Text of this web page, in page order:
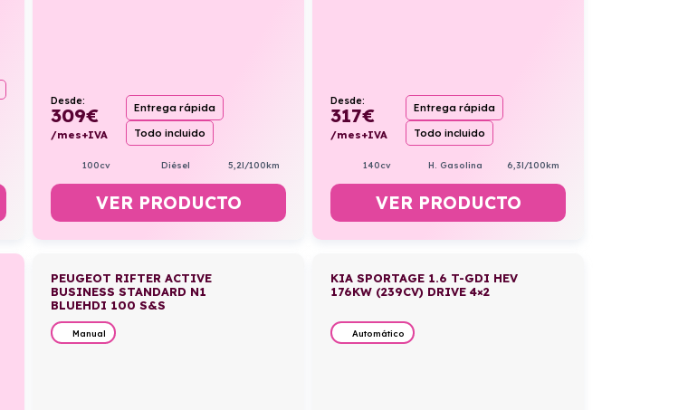
Desde:
309€
/mes+IVA
Entrega rápida
Todo incluido
100cv Diésel 5,2l/100km
VER PRODUCTO
Desde:
317€
/mes+IVA
Entrega rápida
Todo incluido
140cv H. Gasolina 6,3l/100km
VER PRODUCTO
PEUGEOT RIFTER ACTIVE
BUSINESS STANDARD N1
BLUEHDI 100 S&S
Manual
KIA SPORTAGE 1.6 T-GDI HEV
176KW (239CV) DRIVE 4×2
Automático